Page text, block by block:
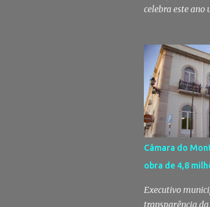
através do
ao consumo e
GNR, "os
vários
realizada em Pi...
celebra este ano
Maria dos
para receber
noite de
solidariedade,
reverterá para a
dos Bombeiros
reforçando o
sempre
cor essencial da
Pinhal Novo 10
edição, a White
Câmara do
obra de 4,8
Executivo
transparência